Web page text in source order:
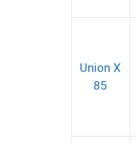
Union X
85